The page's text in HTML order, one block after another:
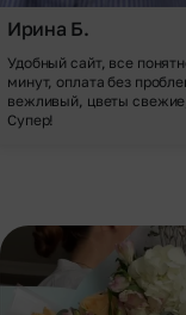
Ирина Б.
Удобный сайт, все
минут, оплата без
вежливый, цветы
Супер!